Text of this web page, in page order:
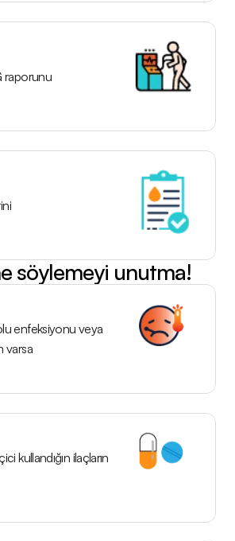
raporunu
söylemeyi unutma!
enfeksiyonu veya
varsa
kullandığın ilaçların